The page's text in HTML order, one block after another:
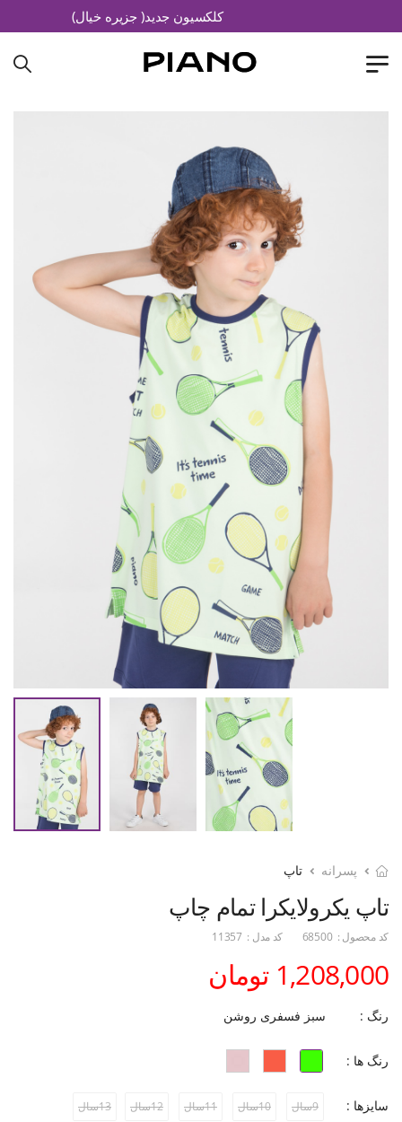
کلکسیون جدید( جزیره خیال)
پسرانه تاپ
تاپ یکرولایکرا تمام چاپ
کد محصول : 68500 کد مدل : 11357
1,208,000 تومان
رنگ : سبز فسفری روشن
رنگ ها :
سایزها : 9سال 10سال 11سال 12سال 13سال